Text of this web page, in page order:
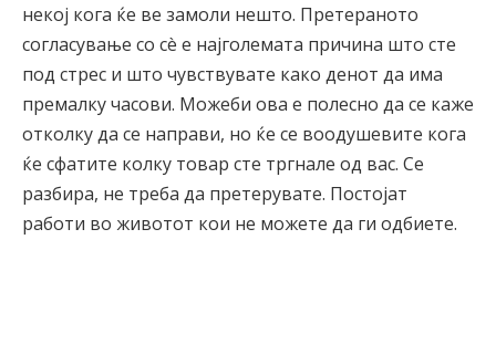
некој кога ќе ве замоли нешто. Претераното
согласување со сè е најголемата причина што сте
под стрес и што чувствувате како денот да има
премалку часови. Можеби ова е полесно да се каже
отколку да се направи, но ќе се воодушевите кога
ќе сфатите колку товар сте тргнале од вас. Се
разбира, не треба да претерувате. Постојат
работи во животот кои не можете да ги одбиете.